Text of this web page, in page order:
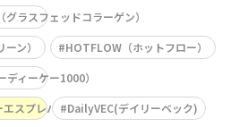
ラスフェッドコラーゲン）
ン）
HOTFLOW（ホットフロー）
ィーケー1000）
スプレバイオ）DailyVEC(デイリーベック)